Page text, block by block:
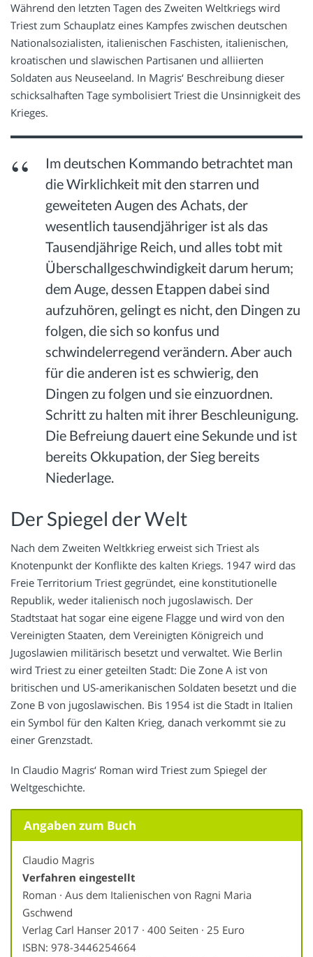
Während den letzten Tagen des Zweiten Weltkriegs wird
Triest zum Schauplatz eines Kampfes zwischen deutschen
Nationalsozialisten, italienischen Faschisten, italienischen,
kroatischen und slawischen Partisanen und alliierten
Soldaten aus Neuseeland. In Magris‘ Beschreibung dieser
schicksalhaften Tage symbolisiert Triest die Unsinnigkeit des
Krieges.
Im deutschen Kommando betrachtet man
die Wirklichkeit mit den starren und
geweiteten Augen des Achats, der
wesentlich tausendjähriger ist als das
Tausendjährige Reich, und alles tobt mit
Überschallgeschwindigkeit darum herum;
dem Auge, dessen Etappen dabei sind
aufzuhören, gelingt es nicht, den Dingen zu
folgen, die sich so konfus und
schwindelerregend verändern. Aber auch
für die anderen ist es schwierig, den
Dingen zu folgen und sie einzuordnen.
Schritt zu halten mit ihrer Beschleunigung.
Die Befreiung dauert eine Sekunde und ist
bereits Okkupation, der Sieg bereits
Niederlage.
Der Spiegel der Welt
Nach dem Zweiten Weltkkrieg erweist sich Triest als
Knotenpunkt der Konflikte des kalten Kriegs. 1947 wird das
Freie Territorium Triest gegründet, eine konstitutionelle
Republik, weder italienisch noch jugoslawisch. Der
Stadtstaat hat sogar eine eigene Flagge und wird von den
Vereinigten Staaten, dem Vereinigten Königreich und
Jugoslawien militärisch besetzt und verwaltet. Wie Berlin
wird Triest zu einer geteilten Stadt: Die Zone A ist von
britischen und US-amerikanischen Soldaten besetzt und die
Zone B von jugoslawischen. Bis 1954 ist die Stadt in Italien
ein Symbol für den Kalten Krieg, danach verkommt sie zu
einer Grenzstadt.
In Claudio Magris‘ Roman wird Triest zum Spiegel der
Weltgeschichte.
Angaben zum Buch
Claudio Magris
Verfahren eingestellt
Roman · Aus dem Italienischen von Ragni Maria
Gschwend
Verlag Carl Hanser 2017 · 400 Seiten · 25 Euro
ISBN: 978-3446254664